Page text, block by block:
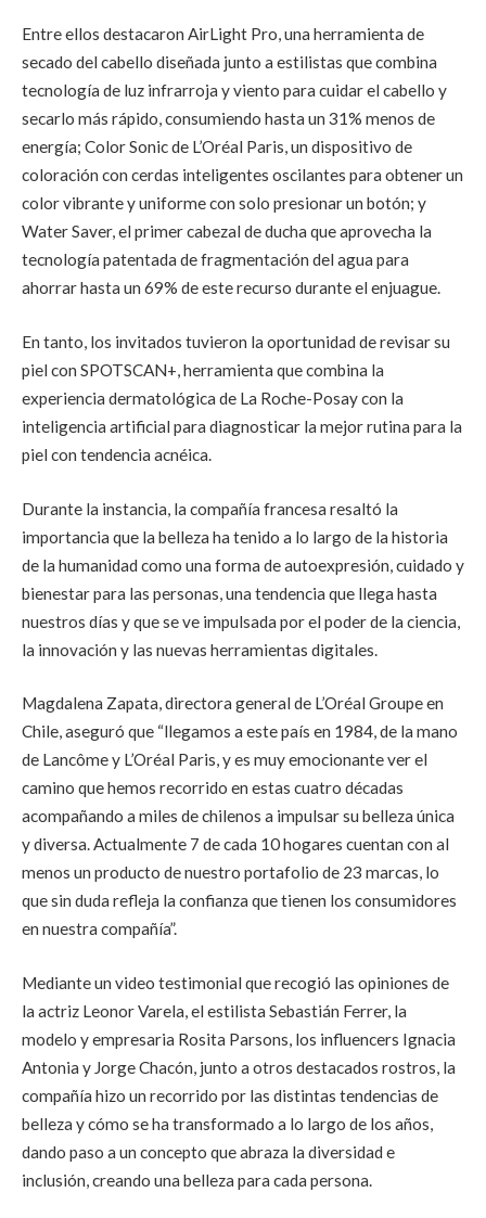
Entre ellos destacaron AirLight Pro, una herramienta de
secado del cabello diseñada junto a estilistas que combina
tecnología de luz infrarroja y viento para cuidar el cabello y
secarlo más rápido, consumiendo hasta un 31% menos de
energía; Color Sonic de L’Oréal Paris, un dispositivo de
coloración con cerdas inteligentes oscilantes para obtener un
color vibrante y uniforme con solo presionar un botón; y
Water Saver, el primer cabezal de ducha que aprovecha la
tecnología patentada de fragmentación del agua para
ahorrar hasta un 69% de este recurso durante el enjuague.
En tanto, los invitados tuvieron la oportunidad de revisar su
piel con SPOTSCAN+, herramienta que combina la
experiencia dermatológica de La Roche-Posay con la
inteligencia artificial para diagnosticar la mejor rutina para la
piel con tendencia acnéica.
Durante la instancia, la compañía francesa resaltó la
importancia que la belleza ha tenido a lo largo de la historia
de la humanidad como una forma de autoexpresión, cuidado y
bienestar para las personas, una tendencia que llega hasta
nuestros días y que se ve impulsada por el poder de la ciencia,
la innovación y las nuevas herramientas digitales.
Magdalena Zapata, directora general de L’Oréal Groupe en
Chile, aseguró que “llegamos a este país en 1984, de la mano
de Lancôme y L’Oréal Paris, y es muy emocionante ver el
camino que hemos recorrido en estas cuatro décadas
acompañando a miles de chilenos a impulsar su belleza única
y diversa. Actualmente 7 de cada 10 hogares cuentan con al
menos un producto de nuestro portafolio de 23 marcas, lo
que sin duda refleja la confianza que tienen los consumidores
en nuestra compañía”.
Mediante un video testimonial que recogió las opiniones de
la actriz Leonor Varela, el estilista Sebastián Ferrer, la
modelo y empresaria Rosita Parsons, los influencers Ignacia
Antonia y Jorge Chacón, junto a otros destacados rostros, la
compañía hizo un recorrido por las distintas tendencias de
belleza y cómo se ha transformado a lo largo de los años,
dando paso a un concepto que abraza la diversidad e
inclusión, creando una belleza para cada persona.